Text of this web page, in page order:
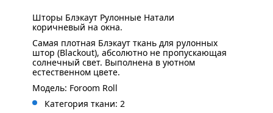
Шторы Блэкаут Рулонные Натали
коричневый на окна.
Самая плотная Блэкаут ткань для рулонных
штор (Blackout), абсолютно не пропускающая
солнечный свет. Выполнена в уютном
естественном цвете.
Модель: Foroom Roll
Категория ткани: 2